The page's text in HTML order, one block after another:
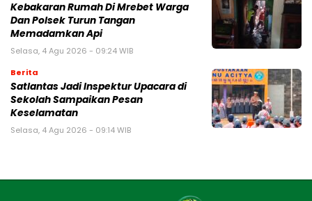
Kebakaran Rumah Di Mrebet Warga
Dan Polsek Turun Tangan
Memadamkan Api
Selasa, 4 Agu 2026 - 09:24 WIB
Berita
Satlantas Jadi Inspektur Upacara di
Sekolah Sampaikan Pesan
Keselamatan
Selasa, 4 Agu 2026 - 09:14 WIB